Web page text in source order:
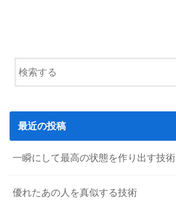
最近の投稿
一瞬にして最高の状態を作り出す技術
優れたあの人を真似する技術